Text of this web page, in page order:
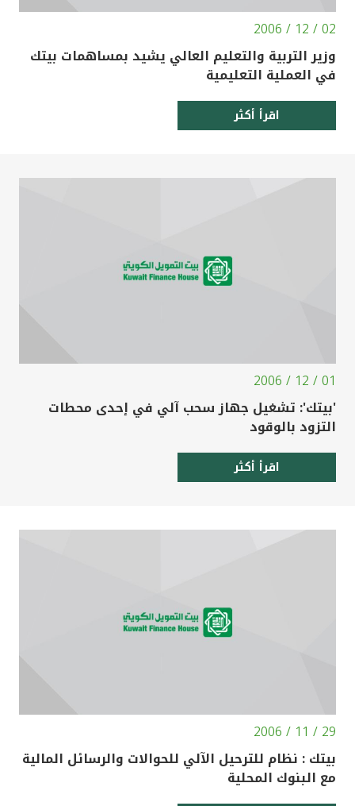
مملكة البحرين
02 / 12 / 2006
وزير التربية والتعليم العالي يشيد بمساهمات بيتك
في العملية التعليمية
اقرأ أكثر
01 / 12 / 2006
'بيتك': تشغيل جهاز سحب آلي في إحدى محطات
التزود بالوقود
اقرأ أكثر
29 / 11 / 2006
بيتك : نظام للترحيل الآلي للحوالات والرسائل المالية
مع البنوك المحلية